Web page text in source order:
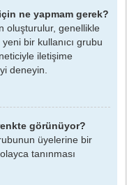
ne yapmam gerek?
oluşturulur, genellikle
bir kullanıcı grubu
iletişime
deneyin.
görünüyor?
üyelerine bir
tanınması